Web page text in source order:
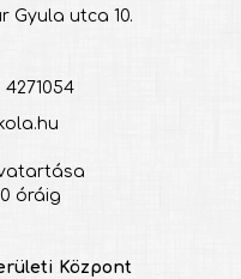
Gyula utca 10.
4271054
óráig
Központ